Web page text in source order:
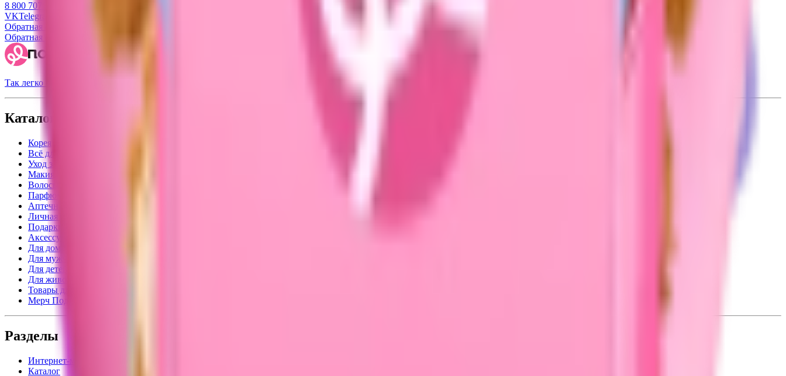
8 800 707 47 47
VKTelegram
Обратная связь
Обратная связь
Так легко быть красивой
Каталог
Корея
Всё для лета
Уход за кожей
Макияж
Волосы
Парфюм
Аптечная косметика
Личная гигиена
Подарки
Аксессуары
Для дома
Для мужчин
Для детей
Для животных
Товары для взрослых
Мерч Подружка
Разделы
Интернет-магазин
Каталог